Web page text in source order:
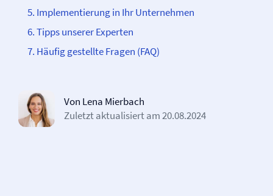
Implementierung in Ihr Unternehmen
Tipps unserer Experten
Häufig gestellte Fragen (FAQ)
Von Lena Mierbach
Zuletzt aktualisiert am20.08.2024